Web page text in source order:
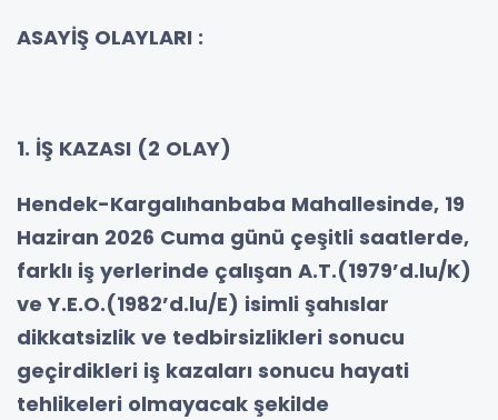
ASAYİŞ OLAYLARI :
1. İŞ KAZASI (2 OLAY)
Hendek-Kargalıhanbaba Mahallesinde, 19
Haziran 2026 Cuma günü çeşitli saatlerde,
farklı iş yerlerinde çalışan A.T.(1979’d.lu/K)
ve Y.E.O.(1982’d.lu/E) isimli şahıslar
dikkatsizlik ve tedbirsizlikleri sonucu
geçirdikleri iş kazaları sonucu hayati
tehlikeleri olmayacak şekilde